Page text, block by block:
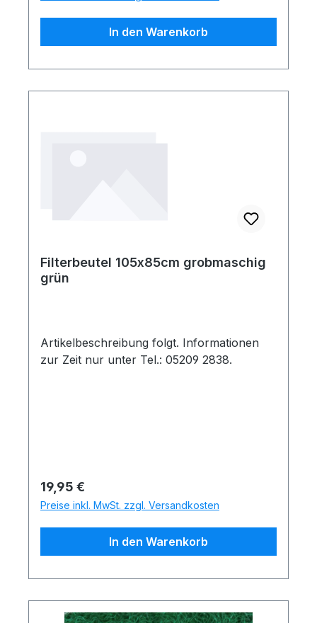
In den Warenkorb
Filterbeutel 105x85cm grobmaschig
grün
Artikelbeschreibung folgt. Informationen
zur Zeit nur unter Tel.: 05209 2838.
Regulärer Preis:
19,95 €
Preise inkl. MwSt. zzgl. Versandkosten
In den Warenkorb